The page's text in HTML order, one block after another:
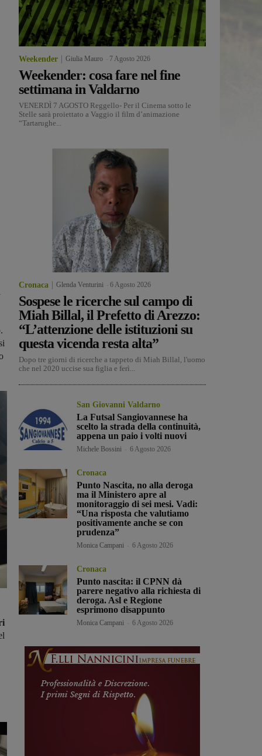
Weekender Giulia Mauro 7 Agosto 2026
Weekender: cosa fare nel fine
settimana in Valdarno
VENERDÌ 7 AGOSTO Reggello- Per il Cinema sotto le
Stelle sarà proiettato a Vaggio il film d’animazione
“Tartarughe...
Cronaca Glenda Venturini 6 Agosto 2026
Sospese le ricerche sul campo di
Miah Billal, il Prefetto di Arezzo:
“L’attenzione delle istituzioni su
questa vicenda resta alta”
Dopo tre giorni di ricerche a tappeto di Miah Billal, l'uomo
che nel 2020 uccise sua figlia e ferì...
San Giovanni Valdarno
La Futsal Sangiovannese ha
scelto la strada della continuità,
appena un paio i volti nuovi
Michele Bossini 6 Agosto 2026
Cronaca
Punto Nascita, no alla deroga
ma il Ministero apre al
monitoraggio di sei mesi. Vadi:
“Una risposta che valutiamo
positivamente anche se con
prudenza”
Monica Campani 6 Agosto 2026
Cronaca
Punto nascita: il CPNN dà
parere negativo alla richiesta di
deroga. Asl e Regione
esprimono disappunto
Monica Campani 6 Agosto 2026